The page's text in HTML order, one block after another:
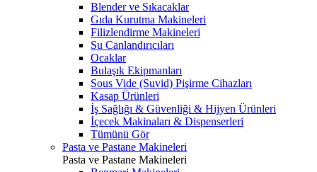
Blender ve Sıkacaklar
Gıda Kurutma Makineleri
Filizlendirme Makineleri
Su Canlandırıcıları
Ocaklar
Bulaşık Ekipmanları
Sous Vide (Suvid) Pişirme Cihazları
Kasap Ürünleri
İş Sağlığı & Güvenliği & Hijyen Ürünleri
İçecek Makinaları & Dispenserleri
Tümünü Gör
Pasta ve Pastane Makineleri
Pasta ve Pastane Makineleri